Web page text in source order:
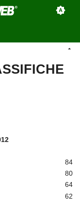
84
80
64
62